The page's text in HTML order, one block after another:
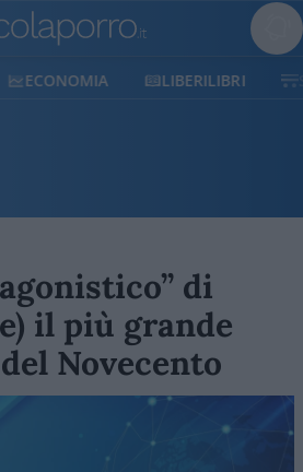
SHOP SOSTIENICI
di
il più grande
Novecento